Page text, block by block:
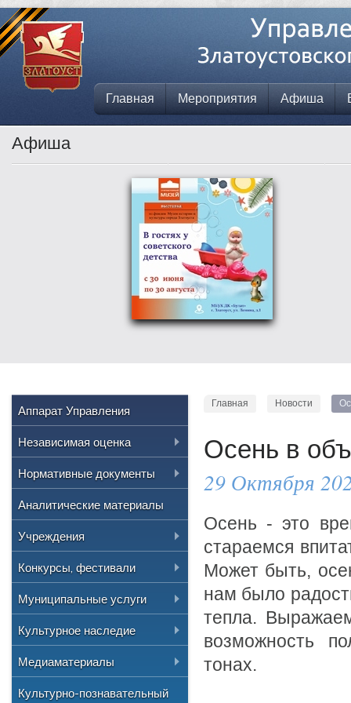
Главная Мероприятия Афиша
Афиша
Главная Новости
Осень в
29 Октября
Осень - это
стараемся
Может быть,
нам было
тепла.
возможность
тонах.
Аппарат Управления
Независимая оценка
Нормативные правовые акты
РФ
Приказы Министерства
Приказы Министерства
культуры Челябинской области
Приказы Управления культуры
Результаты
Нормативные документы
Положение об управлении
постановления
Административные
регламенты
Программы
Приказы
Протоколы
Ведомственный контроль
Аналитические материалы
Учреждения
Культурно-досуговые
Дворец культуры
"Железнодорожник"
Сельская централизованная
клубная система
Златоустовские парки культуры
Образовательные
№1"
"Детская музыкальная школа
№2"
"Детская музыкальная школа
библиотечная система"
"Городской краеведческий
музей"
Конкурсы, фестивали
Всероссийские
Муниципальные услуги
Реестр
Муниципальные задания
Культурное наследие
Информация
Медиаматериалы
Аудио
Культурно-познавательный